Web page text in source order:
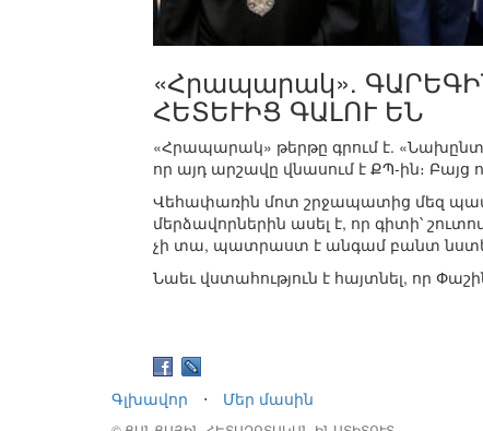
«Հրապարակ».
ՀԵՏԵՒԻՑ ԳԱԼՈՒ ԵՆ
«Հրապարակ» թերթը գրում է.
որ այդ արշավը վնասում է ՔՊ-ին։ Բայց
Վեհափառին մոտ շրջապատից մեզ
մերձավորներին ասել է, որ գիտի՝
չի տա, պատրաստ է անգամ բանտ նստել,
Նաեւ վստահություն է հայտնել, որ
Գլխավոր ⋅ Մեր մասին